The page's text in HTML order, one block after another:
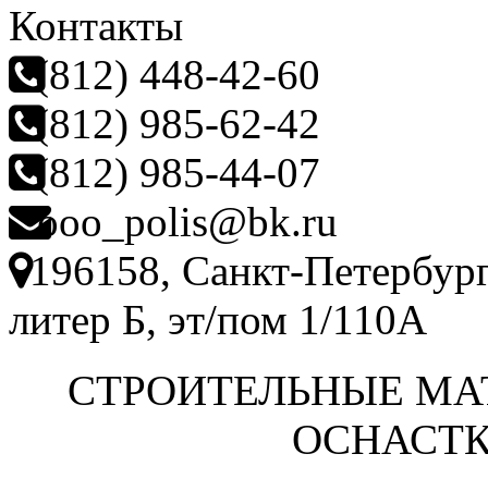
Контакты
(812) 448-42-60
(812) 985-62-42
(812) 985-44-07
ooo_polis@bk.ru
196158, Санкт-
литер Б, эт/пом 1/110А
СТРОИТЕЛЬНЫЕ